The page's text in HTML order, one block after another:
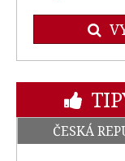
ČESKÁ